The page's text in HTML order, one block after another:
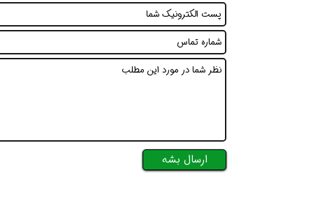
ارسال بشه
افسر HSE هوشمند شو